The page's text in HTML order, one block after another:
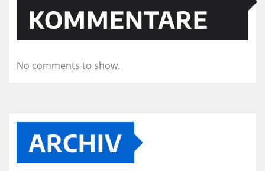
KOMMENTARE
No comments to show.
ARCHIV